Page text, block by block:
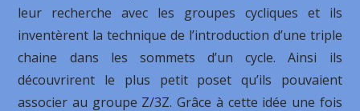
leur recherche avec les groupes cycliques et ils
inventèrent la technique de l’introduction d’une triple
chaine dans les sommets d’un cycle. Ainsi ils
découvrirent le plus petit poset qu’ils pouvaient
associer au groupe Z/3Z. Grâce à cette idée une fois